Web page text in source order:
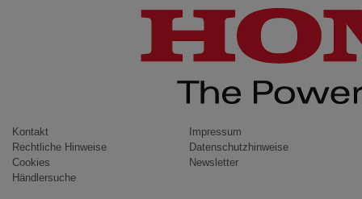
CIVIC / CIVIC LIMOUSINE
INSIGHT
ACCORD
Kontakt
Impressum
Rechtliche Hinweise
Datenschutzhinweise
Cookies
Newsletter
Händlersuche